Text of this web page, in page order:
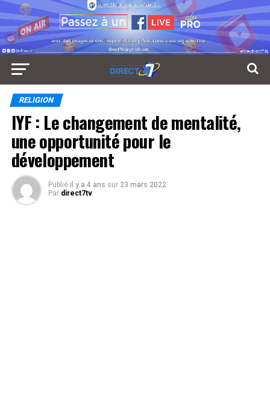
RELIGION
IYF : Le changement de mentalité,
une opportunité pour le
développement
Publié il y a 4 ans sur 23 mars 2022
Par direct7tv